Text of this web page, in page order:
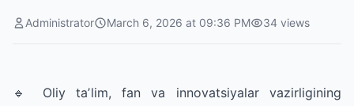
Administrator March 6, 2026 at 09:36 PM 34 views
🔹 Oliy taʼlim, fan va innovatsiyalar vazirligining